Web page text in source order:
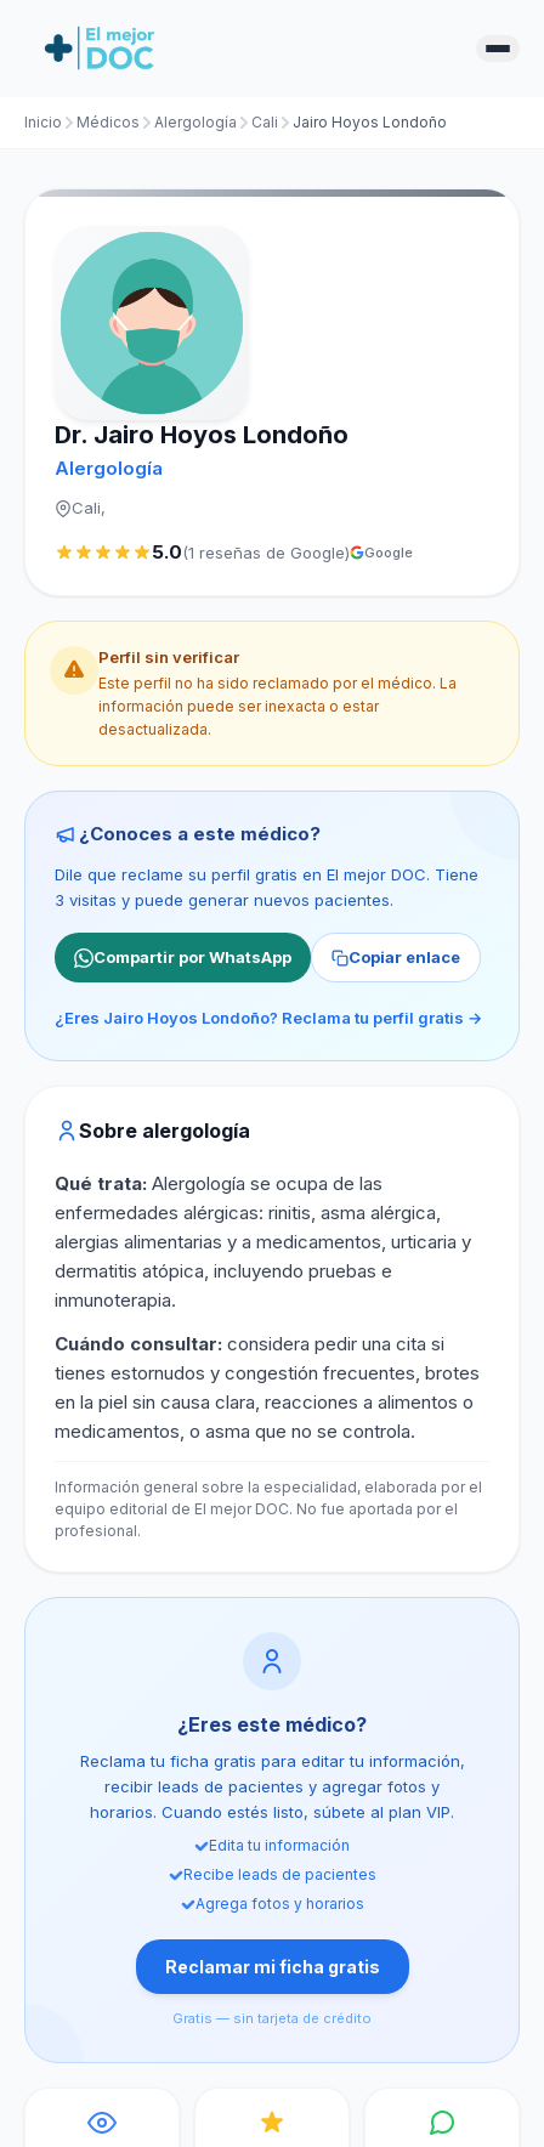
Inicio Médicos Alergología Cali Jairo Hoyos Londoño
Dr. Jairo Hoyos Londoño
Alergología
Cali,
5.0(1 reseñas de Google) Google
Perfil sin verificar
Este perfil no ha sido reclamado por el médico. La
información puede ser inexacta o estar
desactualizada.
¿Conoces a este médico?
Dile que reclame su perfil gratis en El mejor DOC. Tiene
3 visitas y puede generar nuevos pacientes.
Compartir por WhatsApp Copiar enlace
¿Eres Jairo Hoyos Londoño? Reclama tu perfil gratis →
Sobre alergología
Qué trata: Alergología se ocupa de las
enfermedades alérgicas: rinitis, asma alérgica,
alergias alimentarias y a medicamentos, urticaria y
dermatitis atópica, incluyendo pruebas e
inmunoterapia.
Cuándo consultar: considera pedir una cita si
tienes estornudos y congestión frecuentes, brotes
en la piel sin causa clara, reacciones a alimentos o
medicamentos, o asma que no se controla.
Información general sobre la especialidad, elaborada por el
equipo editorial de El mejor DOC. No fue aportada por el
profesional.
¿Eres este médico?
Reclama tu ficha gratis para editar tu información,
recibir leads de pacientes y agregar fotos y
horarios. Cuando estés listo, súbete al plan VIP.
Edita tu información
Recibe leads de pacientes
Agrega fotos y horarios
Reclamar mi ficha gratis
Gratis — sin tarjeta de crédito